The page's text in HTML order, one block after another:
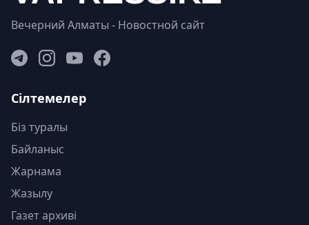
Вечерний Алматы - Новостной сайт
Сілтемелер
Біз туралы
Байланыс
Жарнама
Жазылу
Газет архиві